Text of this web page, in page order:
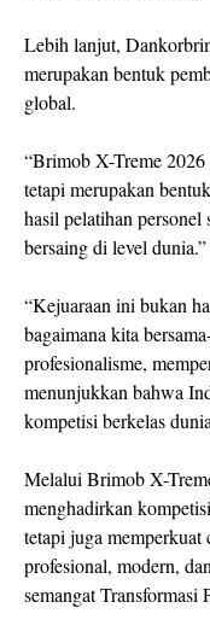
Lebih lanjut,
merupakan bentuk
global.
“Brimob X-Treme
tetapi merupakan
hasil pelatihan personel
bersaing di level dunia.”
“Kejuaraan ini bukan
bagaimana kita
profesionalisme,
menunjukkan bahwa
kompetisi berkelas
Melalui Brimob X-
menghadirkan
tetapi juga
profesional, modern,
semangat Transformasi